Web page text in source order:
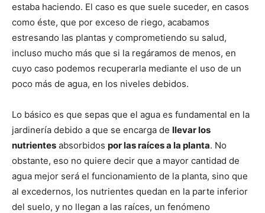
estaba haciendo. El caso es que suele suceder, en casos
como éste, que por exceso de riego, acabamos
estresando las plantas y comprometiendo su salud,
incluso mucho más que si la regáramos de menos, en
cuyo caso podemos recuperarla mediante el uso de un
poco más de agua, en los niveles debidos.
Lo básico es que sepas que el agua es fundamental en la
jardinería debido a que se encarga de llevar los
nutrientes absorbidos por las raíces a la planta. No
obstante, eso no quiere decir que a mayor cantidad de
agua mejor será el funcionamiento de la planta, sino que
al excedernos, los nutrientes quedan en la parte inferior
del suelo, y no llegan a las raíces, un fenómeno